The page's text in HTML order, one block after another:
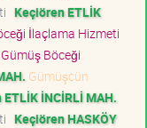
Keçiören ETLİK
İlaçlama Hizmeti
Böceği
Gümüşcün
İNCİRLİ MAH.
Keçiören HASKÖY